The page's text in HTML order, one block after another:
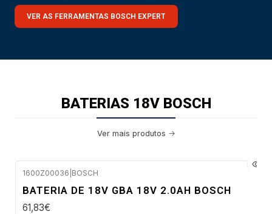
VER AS FERRAMENTAS BOSCH EXPERT
BATERIAS 18V BOSCH
Ver mais produtos
1600Z00036 BOSCH
BATERIA DE 18V GBA 18V 2.0AH BOSCH
61,83€